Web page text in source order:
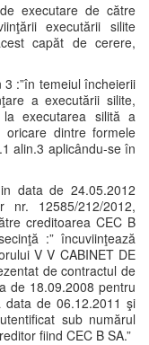
executare de către
executării silite
capăt de cerere,
:”în temeiul încheierii
a executării silite,
la executarea silită a
dintre formele
alin.3 aplicându-se în
data de 24.05.2012
12585/212/2012,
creditoarea CEC B
:” încuviinţează
V V CABINET DE
de contractul de
de 18.09.2008 pentru
de 06.12.2011 şi
sub numărul
fiind CEC B SA.”